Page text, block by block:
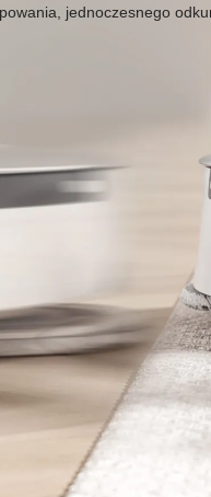
jednoczesnego